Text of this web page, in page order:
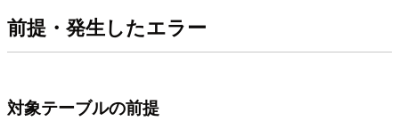
前提・発生したエラー
対象テーブルの前提